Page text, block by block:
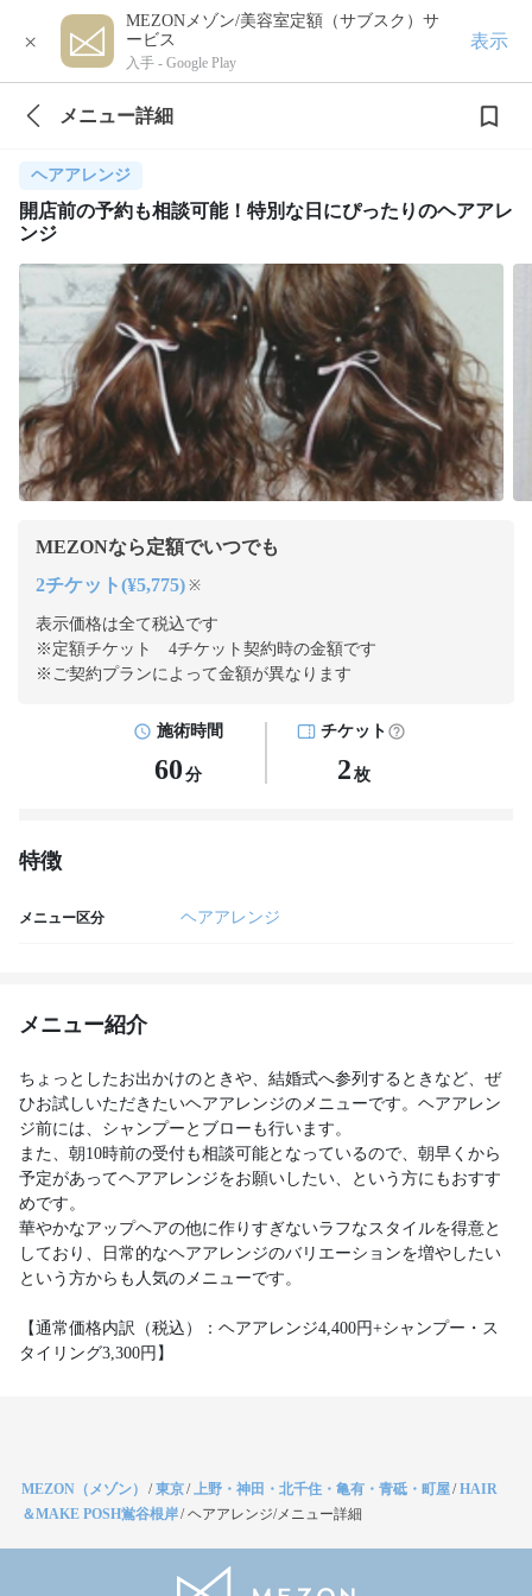
×
MEZONメゾン/美容室定額（サブスク）サ
ービス
入手 - Google Play
表示
メニュー詳細
ヘアアレンジ
開店前の予約も相談可能！特別な日にぴったりのヘアアレ
ンジ
MEZONなら定額でいつでも
2チケット(¥5,775) ※
表示価格は全て税込です
※定額チケット 4チケット契約時の金額です
※ご契約プランによって金額が異なります
施術時間
60 分
チケット
2 枚
特徴
メニュー区分 ヘアアレンジ
メニュー紹介
ちょっとしたお出かけのときや、結婚式へ参列するときなど、ぜ
ひお試しいただきたいヘアアレンジのメニューです。ヘアアレン
ジ前には、シャンプーとブローも行います。
また、朝10時前の受付も相談可能となっているので、朝早くから
予定があってヘアアレンジをお願いしたい、という方にもおすす
めです。
華やかなアップヘアの他に作りすぎないラフなスタイルを得意と
しており、日常的なヘアアレンジのバリエーションを増やしたい
という方からも人気のメニューです。
【通常価格内訳（税込）：ヘアアレンジ4,400円+シャンプー・ス
タイリング3,300円】
MEZON（メゾン） /東京/上野・神田・北千住・亀有・青砥・町屋/HAIR
＆MAKE POSH鴬谷根岸/ヘアアレンジ/メニュー詳細